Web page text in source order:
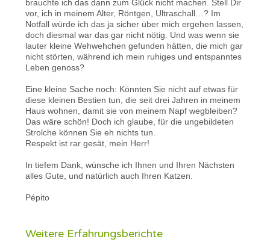
brauchte ich das dann zum Glück nicht machen. Stell Dir
vor, ich in meinem Alter, Röntgen, Ultraschall…? Im
Notfall würde ich das ja sicher über mich ergehen lassen,
doch diesmal war das gar nicht nötig. Und was wenn sie
lauter kleine Wehwehchen gefunden hätten, die mich gar
nicht störten, während ich mein ruhiges und entspanntes
Leben genoss?
Eine kleine Sache noch: Könnten Sie nicht auf etwas für
diese kleinen Bestien tun, die seit drei Jahren in meinem
Haus wohnen, damit sie von meinem Napf wegbleiben?
Das wäre schön! Doch ich glaube, für die ungebildeten
Strolche können Sie eh nichts tun.
Respekt ist rar gesät, mein Herr!
In tiefem Dank, wünsche ich Ihnen und Ihren Nächsten
alles Gute, und natürlich auch Ihren Katzen.
Pépito
Weitere Erfahrungsberichte